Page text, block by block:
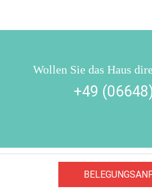
Wollen Sie das Haus
+49
Impressum AGB/